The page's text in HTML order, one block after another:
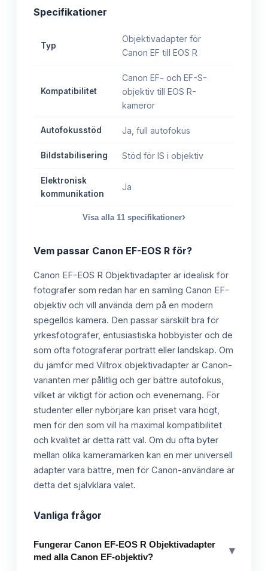
Specifikationer
Typ
Objektivadapter för
Canon EF till EOS R
Kompatibilitet
Canon EF- och EF-S-
objektiv till EOS R-
kameror
Autofokusstöd Ja, full autofokus
Bildstabilisering Stöd för IS i objektiv
Elektronisk
kommunikation
Ja
Visa alla 11 specifikationer›
Vem passar Canon EF-EOS R för?
Canon EF-EOS R Objektivadapter är idealisk för
fotografer som redan har en samling Canon EF-
objektiv och vill använda dem på en modern
spegellös kamera. Den passar särskilt bra för
yrkesfotografer, entusiastiska hobbyister och de
som ofta fotograferar porträtt eller landskap. Om
du jämför med Viltrox objektivadapter är Canon-
varianten mer pålitlig och ger bättre autofokus,
vilket är viktigt för action och evenemang. För
studenter eller nybörjare kan priset vara högt,
men för den som vill ha maximal kompatibilitet
och kvalitet är detta rätt val. Om du ofta byter
mellan olika kameramärken kan en mer universell
adapter vara bättre, men för Canon-användare är
detta det självklara valet.
Vanliga frågor
Fungerar Canon EF-EOS R Objektivadapter
med alla Canon EF-objektiv?
▾